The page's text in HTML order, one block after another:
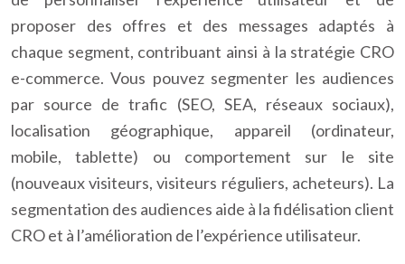
proposer des offres et des messages adaptés à
chaque segment, contribuant ainsi à la stratégie CRO
e-commerce. Vous pouvez segmenter les audiences
par source de trafic (SEO, SEA, réseaux sociaux),
localisation géographique, appareil (ordinateur,
mobile, tablette) ou comportement sur le site
(nouveaux visiteurs, visiteurs réguliers, acheteurs). La
segmentation des audiences aide à la fidélisation client
CRO et à l’amélioration de l’expérience utilisateur.